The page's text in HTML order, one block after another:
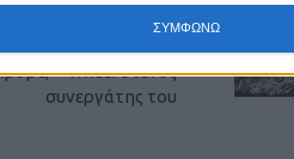
ΣΥΜΦΩΝΩ
ότι ήταν θετικός
– Τι λέει στενός
συνεργάτης του